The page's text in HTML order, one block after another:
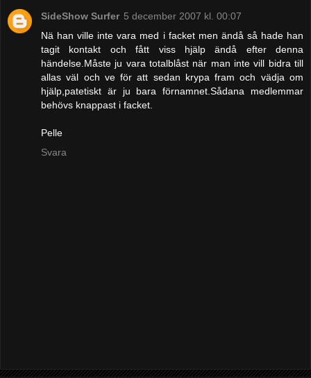
SideShow Surfer 5 december 2007 kl. 00:07
Nä han ville inte vara med i facket men ändå så hade han
tagit kontakt och fått viss hjälp ändå efter denna
händelse.Måste ju vara totalblåst när man inte vill bidra till
allas väl och ve för att sedan krypa fram och vädja om
hjälp,patetiskt är ju bara förnamnet.Sådana medlemmar
behövs knappast i facket.
Pelle
Svara